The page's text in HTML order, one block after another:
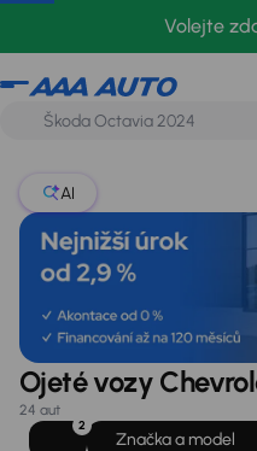
Volejte
Chevrolet
AI
Ojeté vozy
24 aut
2
Značka a model